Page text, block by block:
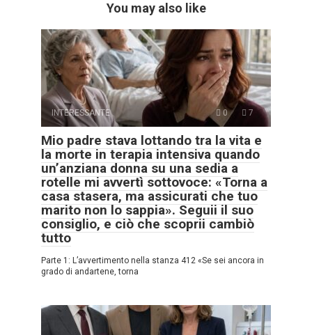
You may also like
INTERESSANTE 0 7
Mio padre stava lottando tra la vita e
la morte in terapia intensiva quando
un’anziana donna su una sedia a
rotelle mi avvertì sottovoce: «Torna a
casa stasera, ma assicurati che tuo
marito non lo sappia». Seguii il suo
consiglio, e ciò che scoprii cambiò
tutto
Parte 1: L’avvertimento nella stanza 412 «Se sei ancora in
grado di andartene, torna